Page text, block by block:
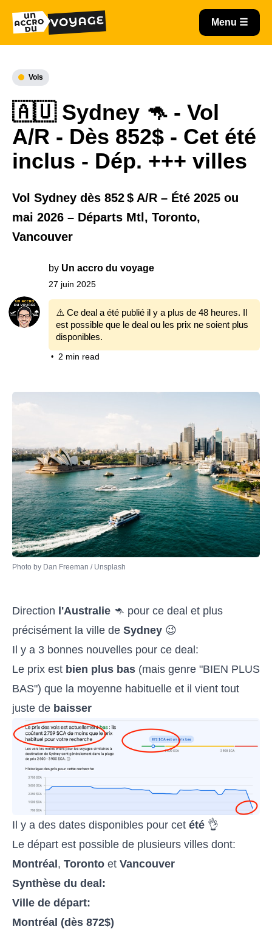
Vols
🇦🇺 Sydney 🦘 - Vol
A/R - Dès 852$ - Cet été
inclus - Dép. +++ villes
Vol Sydney dès 852 $ A/R – Été 2025 ou
mai 2026 – Départs Mtl, Toronto,
Vancouver
by Un accro du voyage
27 juin 2025
⚠️ Ce deal a été publié il y a plus de 48 heures. Il
est possible que le deal ou les prix ne soient plus
disponibles.
• 2 min read
Photo by Dan Freeman / Unsplash
Direction l'Australie 🦘 pour ce deal et plus
précisément la ville de Sydney 😉
Il y a 3 bonnes nouvelles pour ce deal:
Le prix est bien plus bas (mais genre "BIEN PLUS
BAS") que la moyenne habituelle et il vient tout
juste de baisser
Il y a des dates disponibles pour cet été 👌
Le départ est possible de plusieurs villes dont:
Montréal , Toronto et Vancouver
Synthèse du deal:
Ville de départ:
Montréal (dès 872$)